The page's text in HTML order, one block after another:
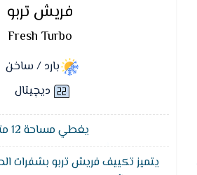
فريش تربو
Fresh Turbo
بارد / ساخن
ديچيتال
يغطي مساحة 12 متر²
يتميز تكييف فريش تربو بشفرات